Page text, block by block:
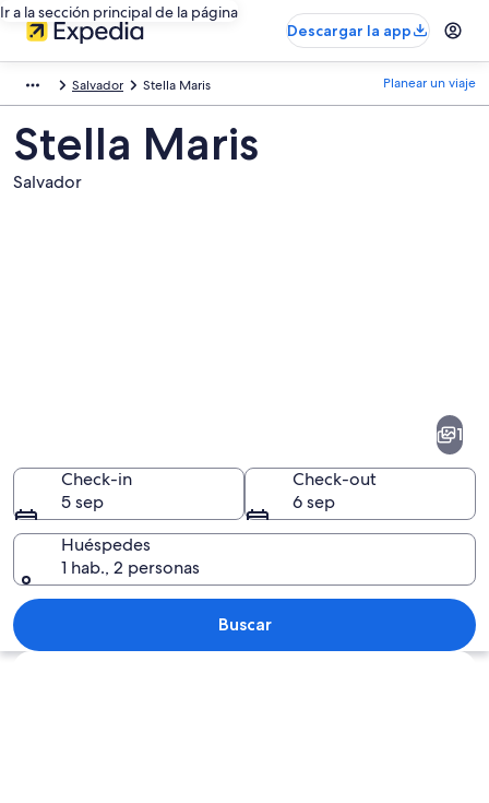
Ir a la sección principal de la página
Descargar la app
Salvador Stella Maris Planear un viaje
Stella Maris
Salvador
Una playa con olas, una persona
1
Check-in
5 sep
Check-out
6 sep
Huéspedes
1 hab., 2 personas
Buscar
Explorar mapa